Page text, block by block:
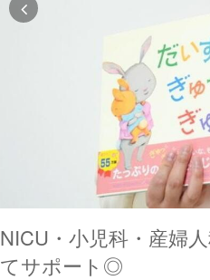
NICU・小児科・産婦
てサポート◎